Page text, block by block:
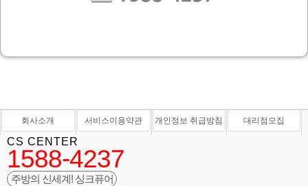
회사소개 서비스이용약관 개인정보 취급방침 대리점모집
CS CENTER
1588-4237
주방의 신세계! 싱크퓨어